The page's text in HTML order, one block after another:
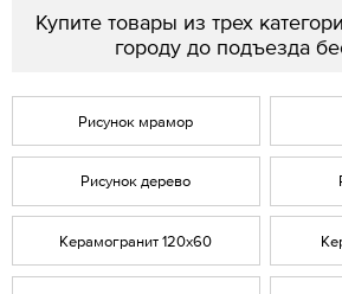
Купите товары из трех
городу до подъезда
Рисунок мрамор
Рисунок дерево
Керамогранит 120х60